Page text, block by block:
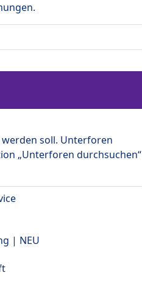
werden soll. Unterforen
„Unterforen durchsuchen“